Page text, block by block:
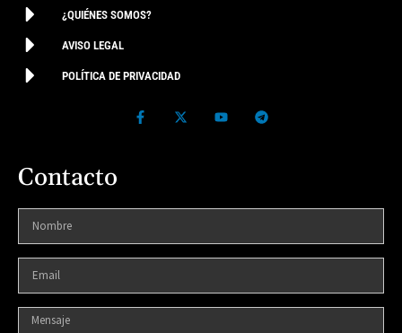
¿QUIÉNES SOMOS?
AVISO LEGAL
POLÍTICA DE PRIVACIDAD
Contacto